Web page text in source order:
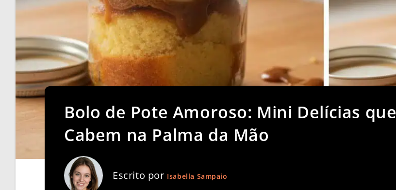
Bolo de Pote Amoroso: Mini Delícias que
Cabem na Palma da Mão
Escrito por Isabella Sampaio